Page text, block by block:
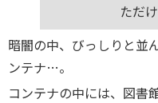
ただ
暗闇の中、びっしりと並
ンテナ…。
コンテナの中には、図書